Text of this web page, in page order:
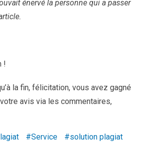
énervé la personne qui a passer
!
la fin, félicitation, vous avez gagné
avis via les commentaires,
Service solution plagiat